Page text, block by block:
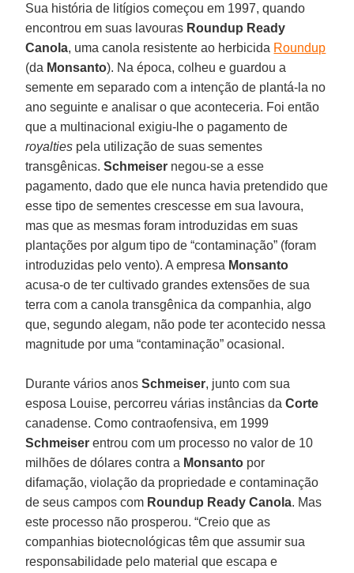
Sua história de litígios começou em 1997, quando
encontrou em suas lavouras Roundup Ready
Canola, uma canola resistente ao herbicida Roundup
(da Monsanto). Na época, colheu e guardou a
semente em separado com a intenção de plantá-la no
ano seguinte e analisar o que aconteceria. Foi então
que a multinacional exigiu-lhe o pagamento de
royalties pela utilização de suas sementes
transgênicas.Schmeiser negou-se a esse
pagamento, dado que ele nunca havia pretendido que
esse tipo de sementes crescesse em sua lavoura,
mas que as mesmas foram introduzidas em suas
plantações por algum tipo de “contaminação” (foram
introduzidas pelo vento). A empresa Monsanto
acusa-o de ter cultivado grandes extensões de sua
terra com a canola transgênica da companhia, algo
que, segundo alegam, não pode ter acontecido nessa
magnitude por uma “contaminação” ocasional.
Durante vários anosSchmeiser, junto com sua
esposa Louise, percorreu várias instâncias daCorte
canadense. Como contraofensiva, em 1999
Schmeiserentrou com um processo no valor de 10
milhões de dólares contra a Monsanto por
difamação, violação da propriedade e contaminação
de seus campos com Roundup Ready Canola. Mas
este processo não prosperou. “Creio que as
companhias biotecnológicas têm que assumir sua
responsabilidade pelo material que escapa e